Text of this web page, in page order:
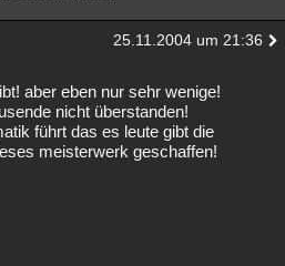
25.11.2004 um 21:36
aber eben nur sehr wenige!
nicht überstanden!
führt das es leute gibt die
meisterwerk geschaffen!